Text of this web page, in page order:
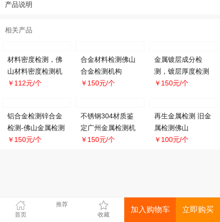
产品说明
相关产品
材料密度检测，佛
山材料密度检测机
构
￥112元/个
合金材料检测佛山
合金检测机构
￥150元/个
金属镀层成分检
测，镀层厚度检测
￥150元/个
铝合金检测锌合金
检测-佛山金属检测
机构
￥150元/个
不锈钢304材质鉴
定广州金属检测机
构
￥150元/个
再生金属检测 旧金
属检测佛山
￥100元/个
首页
推荐
收藏
加入购物车 立即购买